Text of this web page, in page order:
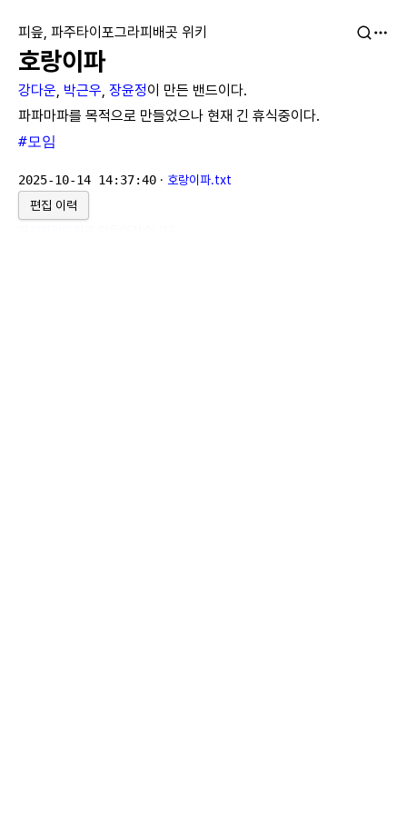
피읖, 파주타이포그라피배곳 위키
호랑이파
강다운, 박근우, 장윤정이 만든 밴드이다.
파파마파를 목적으로 만들었으나 현재 긴 휴식중이다.
#모임
2025-10-14 14:37:40 · 호랑이파.txt
편집 이력